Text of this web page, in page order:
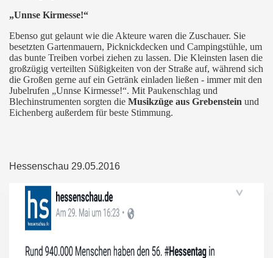
„Unnse Kirmesse!“
Ebenso gut gelaunt wie die Akteure waren die Zuschauer. Sie
besetzten Gartenmauern, Picknickdecken und Campingstühle, um
das bunte Treiben vorbei ziehen zu lassen. Die Kleinsten lasen die
großzügig verteilten Süßigkeiten von der Straße auf, während sich
die Großen gerne auf ein Getränk einladen ließen - immer mit den
Jubelrufen „Unnse Kirmesse!“. Mit Paukenschlag und
Blechinstrumenten sorgten die Musikzüge aus Grebenstein und
Eichenberg außerdem für beste Stimmung.
Hessenschau 29.05.2016